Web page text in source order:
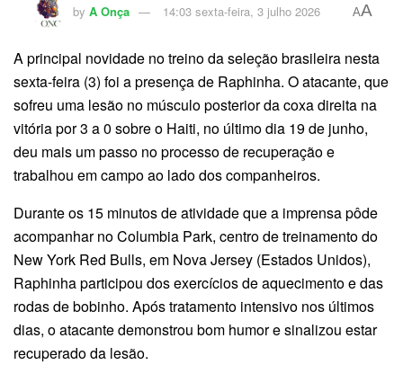
by A Onça 14:03 sexta-feira, 3 julho 2026 AA
A principal novidade no treino da seleção brasileira nesta
sexta-feira (3) foi a presença de Raphinha. O atacante, que
sofreu uma lesão no músculo posterior da coxa direita na
vitória por 3 a 0 sobre o Haiti, no último dia 19 de junho,
deu mais um passo no processo de recuperação e
trabalhou em campo ao lado dos companheiros.
Durante os 15 minutos de atividade que a imprensa pôde
acompanhar no Columbia Park, centro de treinamento do
New York Red Bulls, em Nova Jersey (Estados Unidos),
Raphinha participou dos exercícios de aquecimento e das
rodas de bobinho. Após tratamento intensivo nos últimos
dias, o atacante demonstrou bom humor e sinalizou estar
recuperado da lesão.